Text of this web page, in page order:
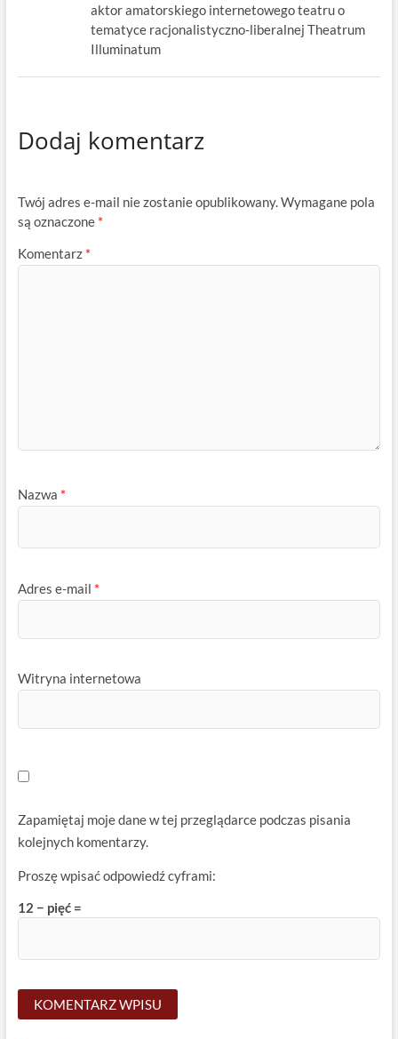
aktor amatorskiego internetowego teatru o
tematyce racjonalistyczno-liberalnej Theatrum
Illuminatum
Dodaj komentarz
Twój adres e-mail nie zostanie opublikowany.Wymagane pola
są oznaczone *
Komentarz *
Nazwa *
Adres e-mail *
Witryna internetowa
Zapamiętaj moje dane w tej przeglądarce podczas pisania
kolejnych komentarzy.
Proszę wpisać odpowiedź cyframi:
12 − pięć =